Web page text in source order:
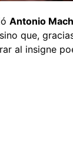
Antonio
que,
al insigne